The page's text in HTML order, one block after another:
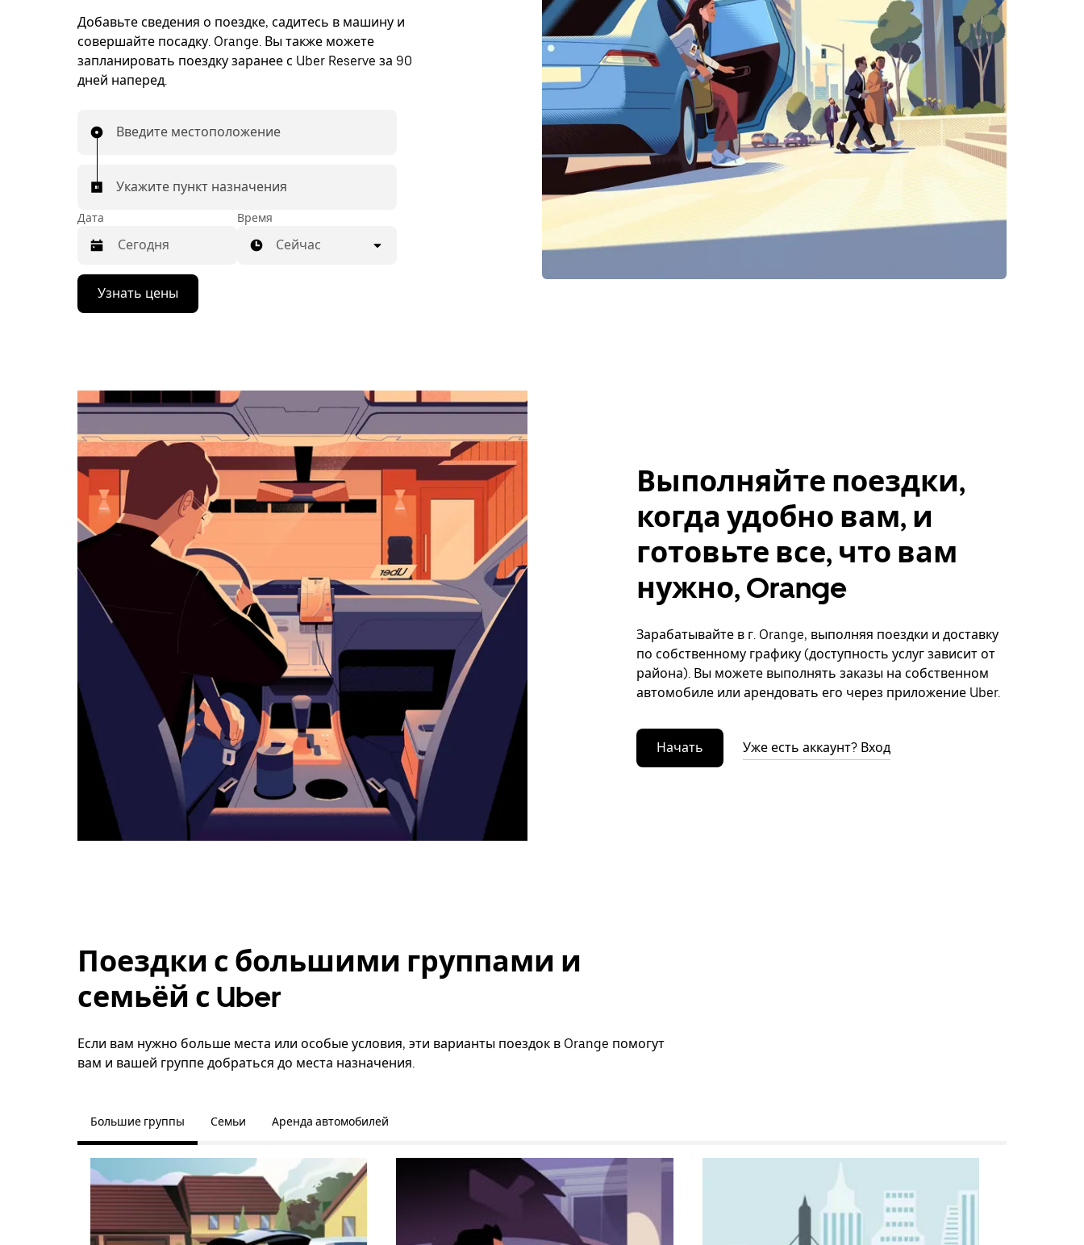
Добавьте сведения о поездке, садитесь в машину и
совершайте посадку. Orange. Вы также можете
запланировать поездку заранее с Uber Reserve за 90
дней наперед.
Введите местоположение
Укажите пункт назначения
Дата
Нажмите
стрелку
вниз,
выбрать
дату.
закрыть
календарь,
нажмите
Esc.
Время
Сейчас
Узнать цены
Выполняйте поездки,
когда удобно вам, и
готовьте все, что вам
нужно, Orange
Зарабатывайте в г. Orange, выполняя поездки и доставку
по собственному графику (доступность услуг зависит от
района). Вы можете выполнять заказы на собственном
автомобиле или арендовать его через приложение Uber.
Начать Уже есть аккаунт? Вход
Поездки с большими группами и
семьёй с Uber
Если вам нужно больше места или особые условия, эти варианты поездок в Orange помогут
вам и вашей группе добраться до места назначения.
Большие группы Семьи Аренда автомобилей